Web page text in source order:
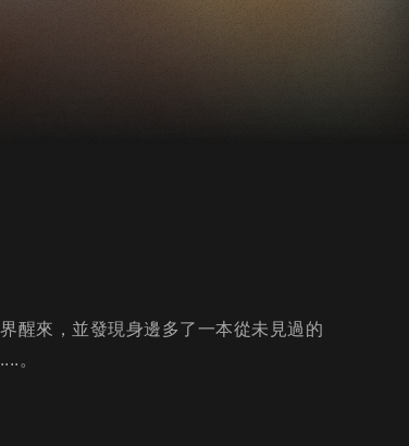
醒來，並發現身邊多了一本從未見過的
。